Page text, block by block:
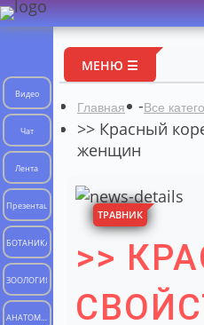
Видео
Чат
Лента
Презентации
БОТАНИКА
ЗООЛОГИЯ
АНАТОМИЯ
МЕНЮ ☰
Главная -Все
>> Красный
женщин
ТРАВНИК
>>